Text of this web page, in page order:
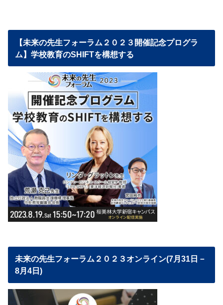
【未来の先生フォーラム２０２３開催記念プログラ
ム】学校教育のSHIFTを構想する
未来の先生フォーラム２０２３オンライン(7月31日－
8月4日)